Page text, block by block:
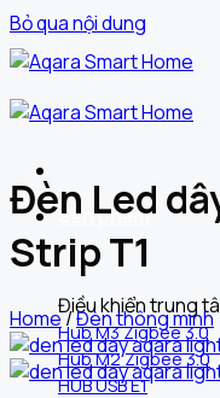
Bỏ qua nội dung
Sản phẩm
Điều khiển trung
Hub M3 Zigbee 3.0
Hub M2 Zigbee 3.0
HUB USB E1
Đèn Led
Strip T1
Home/Đèn thông minh